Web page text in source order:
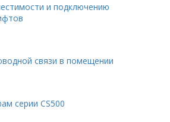
и подключению
связи в помещении
серии CS500